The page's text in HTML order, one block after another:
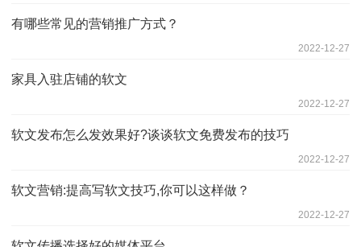
有哪些常见的营销推广方式？
2022-12-27
家具入驻店铺的软文
2022-12-27
软文发布怎么发效果好?谈谈软文免费发布的技巧
2022-12-27
软文营销:提高写软文技巧,你可以这样做？
2022-12-27